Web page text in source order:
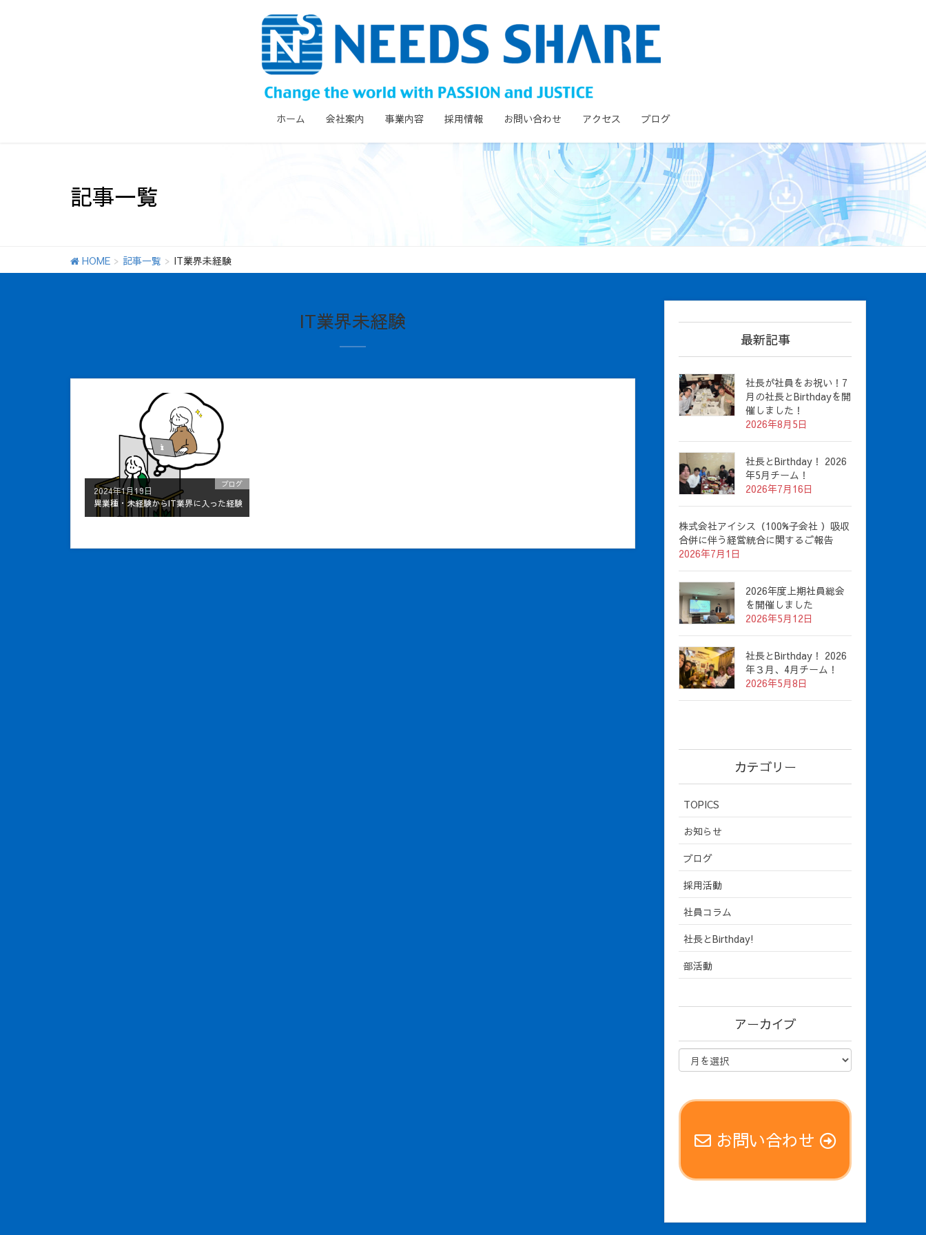
ホーム 会社案内 事業内容 採用情報 お問い合わせ アクセス ブログ
記事一覧
HOME 記事一覧 IT業界未経験
IT業界未経験
2024年1月19日
ブログ
異業種・未経験からIT業界に入った経験
最新記事
社長が社員をお祝い！7
月の社長とBirthdayを開
催しました！
2026年8月5日
社長とBirthday！ 2026
年5月チーム！
2026年7月16日
株式会社アイシス（100%子会社 ）吸収
合併に伴う経営統合に関するご報告
2026年7月1日
2026年度上期社員総会
を開催しました
2026年5月12日
社長とBirthday！ 2026
年３月、4月チーム！
2026年5月8日
カテゴリー
TOPICS
お知らせ
ブログ
採用活動
社員コラム
社長とBirthday!
部活動
アーカイブ
お問い合わせ